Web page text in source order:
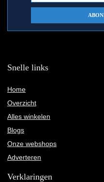
Snelle links
Home
Overzicht
Alles winkelen
Blogs
Onze webshops
Adverteren
Verklaringen